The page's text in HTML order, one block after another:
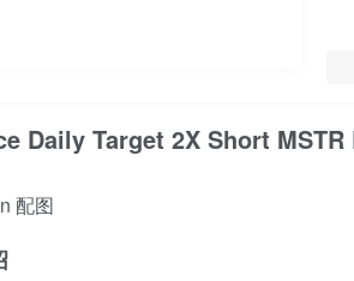
Daily Target 2X Short MSTR